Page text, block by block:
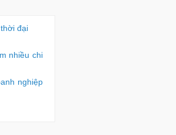
đại
nhiều chi
nghiệp